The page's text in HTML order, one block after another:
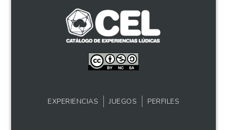
EXPERIENCIAS JUEGOS PERFILES